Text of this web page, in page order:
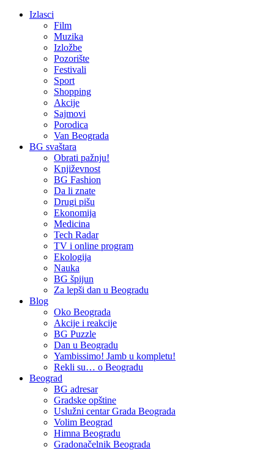
Izlasci
Film
Muzika
Izložbe
Pozorište
Festivali
Sport
Shopping
Akcije
Sajmovi
Porodica
Van Beograda
BG svaštara
Obrati pažnju!
Književnost
BG Fashion
Da li znate
Drugi pišu
Ekonomija
Medicina
Tech Radar
TV i online program
Ekologija
Nauka
BG špijun
Za lepši dan u Beogradu
Blog
Oko Beograda
Akcije i reakcije
BG Puzzle
Dan u Beogradu
Yambissimo! Jamb u kompletu!
Rekli su… o Beogradu
Beograd
BG adresar
Gradske opštine
Uslužni centar Grada Beograda
Volim Beograd
Himna Beogradu
Gradonačelnik Beograda